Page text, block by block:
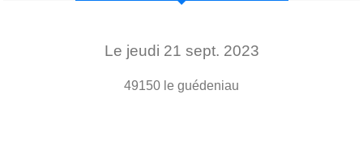
Le jeudi 21 sept. 2023
49150 le guédeniau